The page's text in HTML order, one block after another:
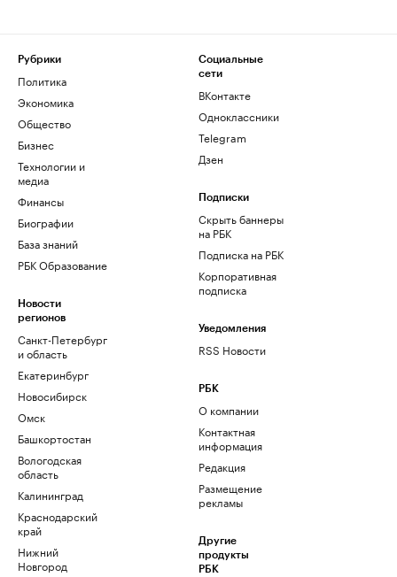
Рубрики
Политика
Экономика
Общество
Бизнес
Технологии и
медиа
Финансы
Биографии
База знаний
РБК Образование
Новости
регионов
Санкт-Петербург
и область
Екатеринбург
Новосибирск
Омск
Башкортостан
Вологодская
область
Калининград
Краснодарский
край
Нижний
Новгород
Социальные
сети
ВКонтакте
Одноклассники
Telegram
Дзен
Подписки
Скрыть баннеры
на РБК
Подписка на РБК
Корпоративная
подписка
Уведомления
RSS Новости
РБК
О компании
Контактная
информация
Редакция
Размещение
рекламы
Другие
продукты
РБК